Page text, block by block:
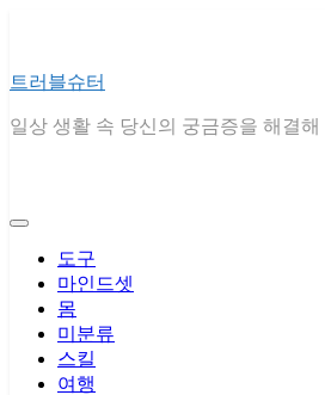
트러블슈터
일상 생활 속 당신의 궁금증을 해결
도구
마인드셋
몸
미분류
스킬
여행